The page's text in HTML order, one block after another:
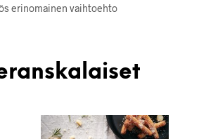
erinomainen vaihtoehto